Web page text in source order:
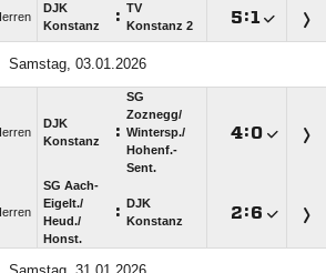
DJK
Konstanz
: TV
Konstanz 2
:
Samstag, 03.01.2026
DJK
Konstanz
:
SG
Zoznegg/​
Wintersp./​
Hohenf.-
Sent.
:
SG Aach-
Eigelt./​
Heud./​
Honst.
:
DJK
Konstanz
: